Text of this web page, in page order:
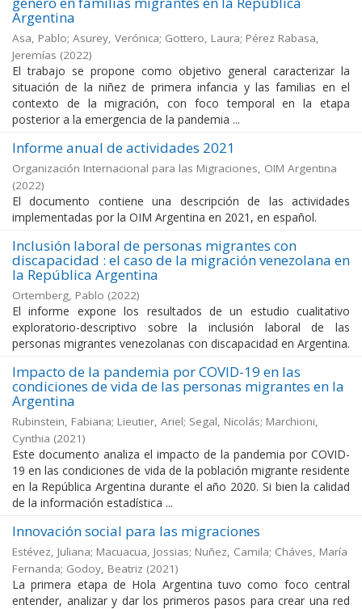
Argentina
Asa, Pablo; Asurey, Verónica; Gottero, Laura; Pérez Rabasa,
Jeremías (2022)
El trabajo se propone como objetivo general caracterizar la
situación de la niñez de primera infancia y las familias en el
contexto de la migración, con foco temporal en la etapa
posterior a la emergencia de la pandemia ...
Informe anual de actividades 2021
Organización Internacional para las Migraciones, OIM Argentina
(2022)
El documento contiene una descripción de las actividades
implementadas por la OIM Argentina en 2021, en español.
Inclusión laboral de personas migrantes con
discapacidad : el caso de la migración venezolana en
la República Argentina
Ortemberg, Pablo (2022)
El informe expone los resultados de un estudio cualitativo
exploratorio-descriptivo sobre la inclusión laboral de las
personas migrantes venezolanas con discapacidad en Argentina.
Impacto de la pandemia por COVID-19 en las
condiciones de vida de las personas migrantes en la
Argentina
Rubinstein, Fabiana; Lieutier, Ariel; Segal, Nicolás; Marchioni,
Cynthia (2021)
Este documento analiza el impacto de la pandemia por COVID-
19 en las condiciones de vida de la población migrante residente
en la República Argentina durante el año 2020. Si bien la calidad
de la información estadística ...
Innovación social para las migraciones
Estévez, Juliana; Macuacua, Jossias; Nuñez, Camila; Cháves, María
Fernanda; Godoy, Beatriz (2021)
La primera etapa de Hola Argentina tuvo como foco central
entender, analizar y dar los primeros pasos para crear una red